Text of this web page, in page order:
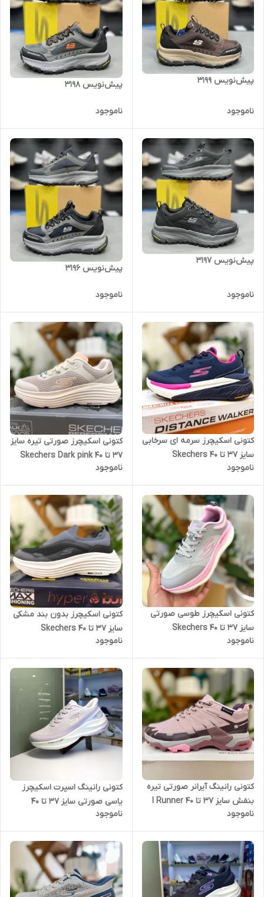
پیش‌نویس ۳۱۹۹
ناموجود
پیش‌نویس ۳۱۹۸
ناموجود
پیش‌نویس ۳۱۹۷
ناموجود
پیش‌نویس ۳۱۹۶
ناموجود
کتونی اسکیچرز سرمه ای سرخابی
سایز ۳۷ تا ۴۰ Skechers
ناموجود
کتونی اسکیچرز صورتی تیره سایز
۳۷ تا ۴۰ Skechers Dark pink
ناموجود
کتونی اسکیچرز طوسی صورتی
سایز ۳۷ تا ۴۰ Skechers
ناموجود
کتونی اسکیچرز بدون بند مشکی
سایز ۳۷ تا ۴۰ Skechers
ناموجود
کتونی رانینگ آیرانر صورتی تیره
بنفش سایز ۳۷ تا 40 I Runner
ناموجود
کتونی رانینگ اسپرت اسکیچرز
یاسی صورتی سایز ۳۷ تا ۴۰
Skechers
ناموجود